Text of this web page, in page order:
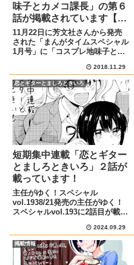
味子とカメコ課長」の第６
話が掲載されています【ま
んがタイムスペシャル1月
号】
11月22日に芳文社さんから発売
された「まんがタイムスペシャル
1月号」に「コスプレ地味子とカ
います。クリスマスツリーを背に
したこちらの表紙が目印ですあら
すじ前回、打ち上げと称して織部
課長と2人で居酒屋に行った紫...
2018.11.29
恋とギターとましろときいろ
短期集中連載「恋とギター
とましろときいろ」２話が
載っています！
主任がゆく！スペシャル
vol.1938/21発売の主任がゆく！
スペシャルvol.193に2話目が載っ
きいろは告白に向けて、ましろと
一緒に歌の練習を始めた。寄り道
したり恋バナしたり、仲良くなっ
ていく2人のお話です...
2024.09.29
掲載情報